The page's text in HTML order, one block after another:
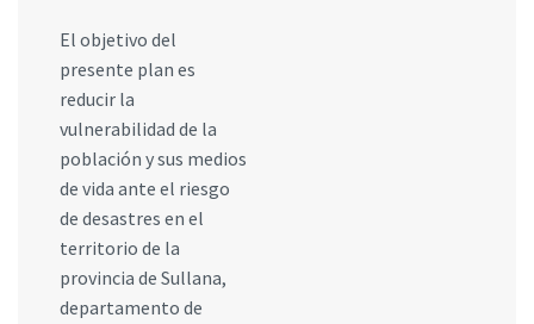
El objetivo del
presente plan es
reducir la
vulnerabilidad de la
población y sus medios
de vida ante el riesgo
de desastres en el
territorio de la
provincia de Sullana,
departamento de